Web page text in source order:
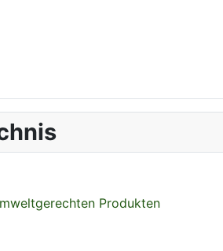
Produkten